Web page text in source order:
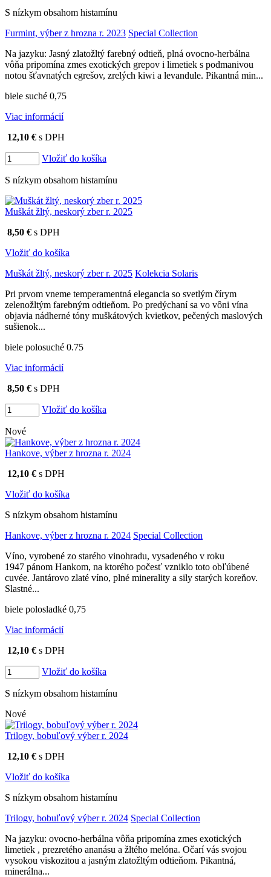
S nízkym obsahom histamínu
Furmint, výber z hrozna r. 2023 Special Collection
Na jazyku: Jasný zlatožltý farebný odtieň, plná ovocno-herbálna
vôňa pripomína zmes exotických grepov i limetiek s podmanivou
notou šťavnatých egrešov, zrelých kiwi a levandule. Pikantná min...
biele suché 0,75
Viac informácií
12,10 € s DPH
Vložiť do košíka
S nízkym obsahom histamínu
Muškát žltý, neskorý zber r. 2025
8,50 € s DPH
Vložiť do košíka
Muškát žltý, neskorý zber r. 2025 Kolekcia Solaris
Pri prvom vneme temperamentná elegancia so svetlým čírym
zelenožltým farebným odtieňom. Po predýchaní sa vo vôni vína
objavia nádherné tóny muškátových kvietkov, pečených maslových
sušienok...
biele polosuché 0.75
Viac informácií
8,50 € s DPH
Vložiť do košíka
Nové
Hankove, výber z hrozna r. 2024
12,10 € s DPH
Vložiť do košíka
S nízkym obsahom histamínu
Hankove, výber z hrozna r. 2024 Special Collection
Víno, vyrobené zo starého vinohradu, vysadeného v roku
1947 pánom Hankom, na ktorého počesť vzniklo toto obľúbené
cuvée. Jantárovo zlaté víno, plné minerality a sily starých koreňov.
Slastné...
biele polosladké 0,75
Viac informácií
12,10 € s DPH
Vložiť do košíka
S nízkym obsahom histamínu
Nové
Trilogy, bobuľový výber r. 2024
12,10 € s DPH
Vložiť do košíka
S nízkym obsahom histamínu
Trilogy, bobuľový výber r. 2024 Special Collection
Na jazyku: ovocno-herbálna vôňa pripomína zmes exotických
limetiek , prezretého ananásu a žltého melóna. Očarí vás svojou
vysokou viskozitou a jasným zlatožltým odtieňom. Pikantná,
minerálna...